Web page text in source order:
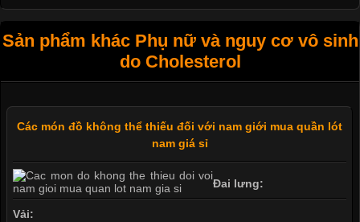
Sản phẩm khác Phụ nữ và nguy cơ vô sinh
do Cholesterol
Các món đồ không thể thiếu đối với nam giới mua quần lót
nam giá sỉ
Đai lưng:
Vải: